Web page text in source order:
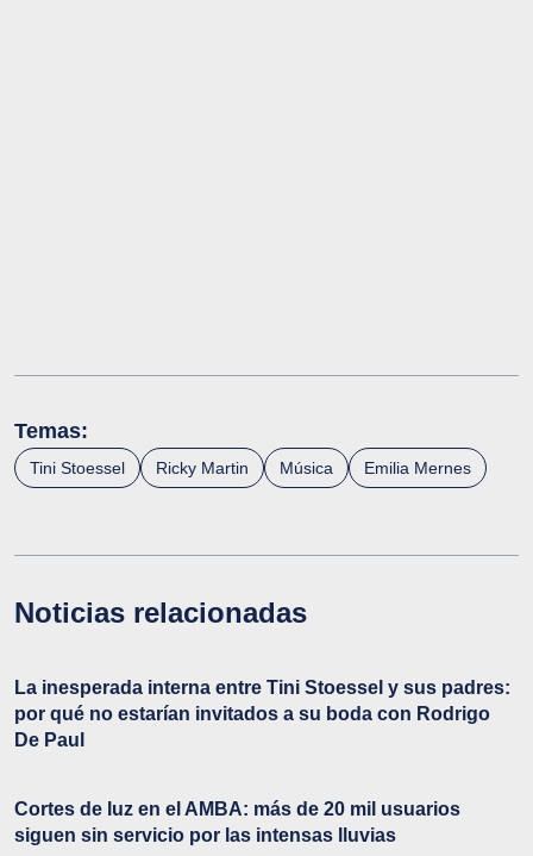
Temas:
Tini Stoessel Ricky Martin Música Emilia Mernes
Noticias relacionadas
La inesperada interna entre Tini Stoessel y sus padres:
por qué no estarían invitados a su boda con Rodrigo
De Paul
Cortes de luz en el AMBA: más de 20 mil usuarios
siguen sin servicio por las intensas lluvias